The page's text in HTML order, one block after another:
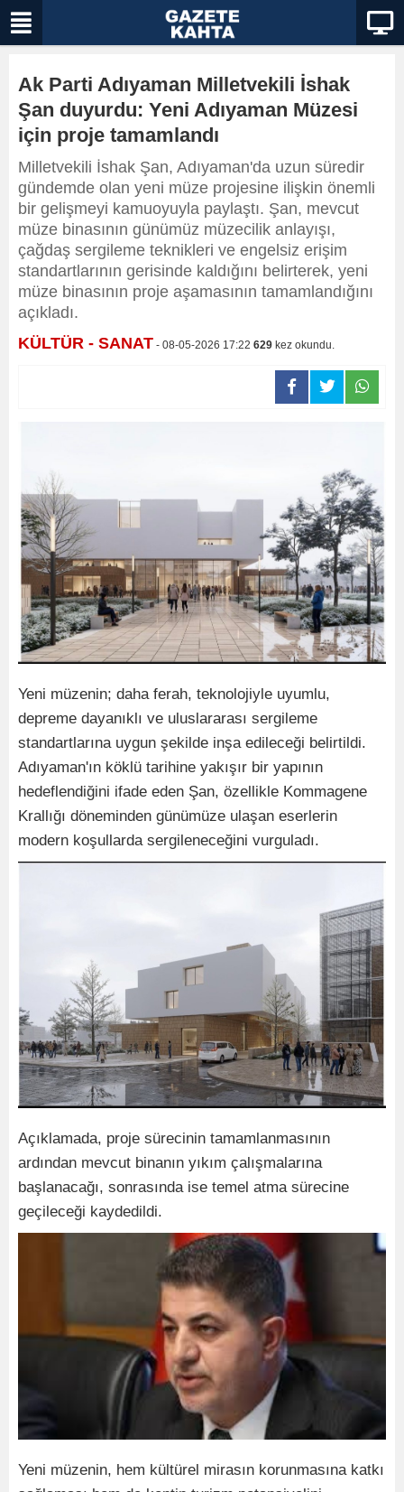
Ak Parti Adıyaman Milletvekili İshak
Şan duyurdu: Yeni Adıyaman Müzesi
için proje tamamlandı
Milletvekili İshak Şan, Adıyaman'da uzun süredir
gündemde olan yeni müze projesine ilişkin önemli
bir gelişmeyi kamuoyuyla paylaştı. Şan, mevcut
müze binasının günümüz müzecilik anlayışı,
çağdaş sergileme teknikleri ve engelsiz erişim
standartlarının gerisinde kaldığını belirterek, yeni
müze binasının proje aşamasının tamamlandığını
açıkladı.
KÜLTÜR - SANAT - 08-05-2026 17:22 629 kez okundu.
Yeni müzenin; daha ferah, teknolojiyle uyumlu,
depreme dayanıklı ve uluslararası sergileme
standartlarına uygun şekilde inşa edileceği belirtildi.
Adıyaman'ın köklü tarihine yakışır bir yapının
hedeflendiğini ifade eden Şan, özellikle Kommagene
Krallığı döneminden günümüze ulaşan eserlerin
modern koşullarda sergileneceğini vurguladı.
Açıklamada, proje sürecinin tamamlanmasının
ardından mevcut binanın yıkım çalışmalarına
başlanacağı, sonrasında ise temel atma sürecine
geçileceği kaydedildi.
Yeni müzenin, hem kültürel mirasın korunmasına katkı